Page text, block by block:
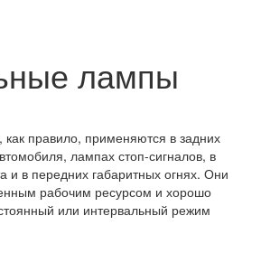
лампы
правило, применяются в задних
лампах стоп-сигналов, в
и в передних габаритных огнях. Они
рабочим ресурсом и хорошо
или интервальный режим